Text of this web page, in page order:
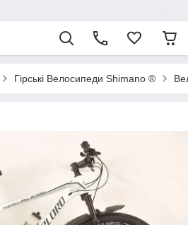
Гірські Велосипеди Shimano ®